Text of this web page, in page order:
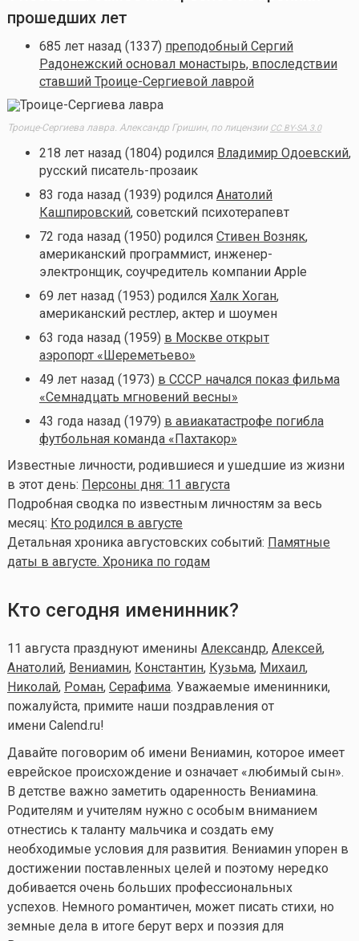
прошедших лет
685 лет назад (1337) преподобный Сергий
Радонежский основал монастырь, впоследствии
ставший Троице-Сергиевой лаврой
Троице-Сергиева лавра. Александр Гришин, по лицензии CC BY-SA 3.0
218 лет назад (1804) родился Владимир Одоевский,
русский писатель-прозаик
83 года назад (1939) родился Анатолий
Кашпировский, советский психотерапевт
72 года назад (1950) родился Стивен Возняк,
американский программист, инженер-
электронщик, соучредитель компании Apple
69 лет назад (1953) родился Халк Хоган,
американский рестлер, актер и шоумен
63 года назад (1959) в Москве открыт
аэропорт «Шереметьево»
49 лет назад (1973) в СССР начался показ фильма
«Семнадцать мгновений весны»
43 года назад (1979) в авиакатастрофе погибла
футбольная команда «Пахтакор»
Известные личности, родившиеся и ушедшие из жизни
в этот день: Персоны дня: 11 августа
Подробная сводка по известным личностям за весь
месяц: Кто родился в августе
Детальная хроника августовских событий: Памятные
даты в августе. Хроника по годам
Кто сегодня именинник?
11 августа празднуют именины Александр, Алексей,
Анатолий, Вениамин, Константин, Кузьма, Михаил,
Николай, Роман, Серафима. Уважаемые именинники,
пожалуйста, примите наши поздравления от
имени Calend.ru!
Давайте поговорим об имени Вениамин, которое имеет
еврейское происхождение и означает «любимый сын».
В детстве важно заметить одаренность Вениамина.
Родителям и учителям нужно с особым вниманием
отнестись к таланту мальчика и создать ему
необходимые условия для развития. Вениамин упорен в
достижении поставленных целей и поэтому нередко
добивается очень больших профессиональных
успехов. Немного романтичен, может писать стихи, но
земные дела в итоге берут верх и поэзия для